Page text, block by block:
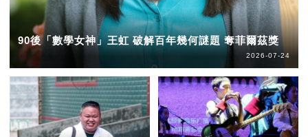
90後「數學女神」王虹 破解百年幾何謎題 奪菲爾茲獎
2026-07-24